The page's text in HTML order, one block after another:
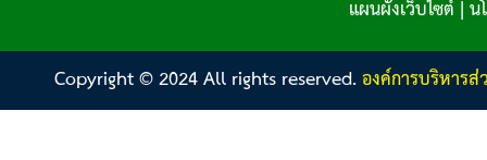
แผนผังเว็บไซต์ |น
Copyright © 2024 All rights reserved.องค์การบริหาร